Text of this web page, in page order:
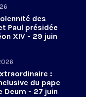
des
Paul présidée
XIV - 29 juin
:
du pape
Deum - 27 juin